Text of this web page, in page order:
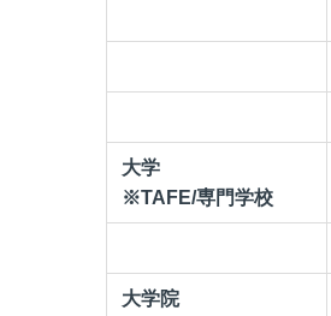
大学
※TAFE/専門学校
大学院